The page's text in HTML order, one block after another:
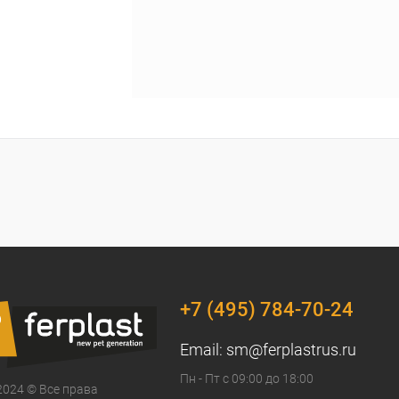
© Все права
+7 (495) 784-70-24
Email: sm@ferplastrus.ru
Пн - Пт с 09:00 до 18:00